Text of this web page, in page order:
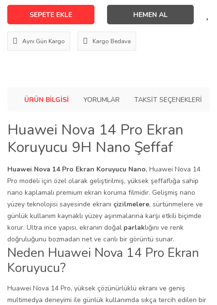
SEPETE EKLE HEMEN AL
Aynı Gün Kargo Kargo Bedava
ÜRÜN BILGISI YORUMLAR TAKSIT SEÇENEKLERI
Huawei Nova 14 Pro Ekran
Koruyucu 9H Nano Şeffaf
Huawei Nova 14 Pro Ekran Koruyucu Nano, Huawei Nova 14
Pro modeli için özel olarak geliştirilmiş, yüksek şeffaflığa sahip
nano kaplamalı premium ekran koruma filmidir. Gelişmiş nano
yüzey teknolojisi sayesinde ekranı çizilmelere, sürtünmelere ve
günlük kullanım kaynaklı yüzey aşınmalarına karşı etkili biçimde
korur. Ultra ince yapısı, ekranın doğal parlaklığını ve renk
doğruluğunu bozmadan net ve canlı bir görüntü sunar.
Neden Huawei Nova 14 Pro Ekran
Koruyucu?
Huawei Nova 14 Pro, yüksek çözünürlüklü ekranı ve geniş
multimedya deneyimi ile günlük kullanımda sıkça tercih edilen bir